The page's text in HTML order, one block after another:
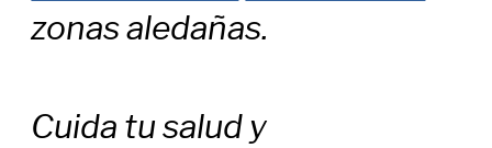
zonas aledañas.
Cuida tu salud y